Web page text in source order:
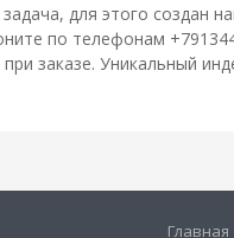
для этого создан
по телефонам
заказе. Уникальный
Главная